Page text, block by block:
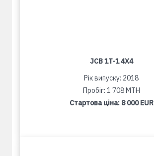
JCB 1T-1 4X4
Рік випуску: 2018
Пробіг: 1 708 MTH
Стартова ціна: 8 000 EUR